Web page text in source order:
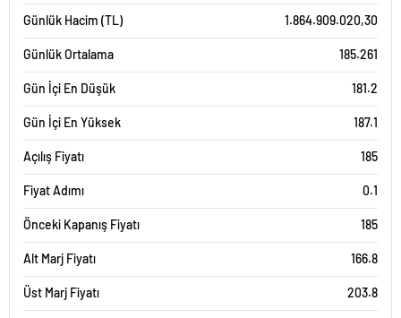
Günlük Hacim (TL) 1.864.909.020,30
Günlük Ortalama 185.261
Gün İçi En Düşük 181.2
Gün İçi En Yüksek 187.1
Açılış Fiyatı 185
Fiyat Adımı 0.1
Önceki Kapanış Fiyatı 185
Alt Marj Fiyatı 166.8
Üst Marj Fiyatı 203.8